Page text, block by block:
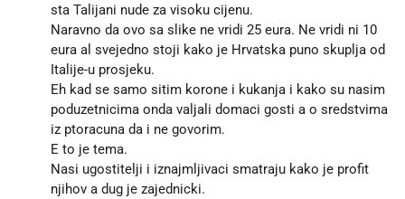
sta Talijani nude za visoku cijenu.
Naravno da ovo sa slike ne vridi 25 eura. Ne vridi ni 10
eura al svejedno stoji kako je Hrvatska puno skuplja od
Italije-u prosjeku.
Eh kad se samo sitim korone i kukanja i kako su nasim
poduzetnicima onda valjali domaci gosti a o sredstvima
iz ptoracuna da i ne govorim.
E to je tema.
Nasi ugostitelji i iznajmljivaci smatraju kako je profit
njihov a dug je zajednicki.